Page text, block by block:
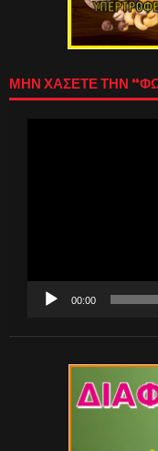
ΜΗΝ ΧΑΣΕΤΕ ΤΗΝ
00:00